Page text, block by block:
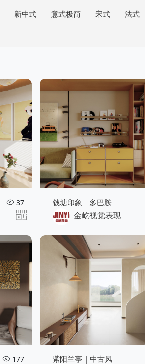
新中式 意式极简 宋式 法式
37 钱塘印象｜多巴胺
金屹视觉表现
177 紫阳兰亭 | 中古风